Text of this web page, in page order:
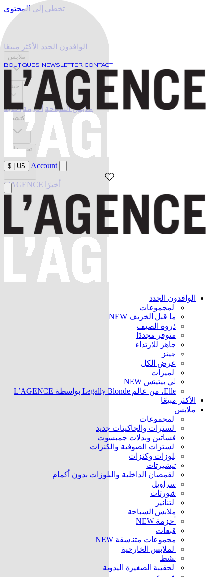
تخطي إلى المحتوى
BOUTIQUES NEWSLETTER CONTACT
US
$ Account
الوافدون الجدد
المجموعات
ما قبل الخريف NEW
ذروة الصيف
متوفر مجددًا
جاهز للارتداء
جينز
عرض الكل
الميزات
لي بيتيتس NEW
Elle، من عالم Legally Blonde بواسطة L’AGENCE
الأكثر مبيعًا
ملابس
المجموعات
السترات والجاكيتات جديد
فساتين وبدلات جمبسوت
السترات الصوفية والكنزات
بلوزات وكنزات
تيشيرتات
القمصان الداخلية والبلوزات بدون أكمام
سراويل
شورتات
التنانير
ملابس السباحة
أحزمة NEW
قبعات
مجموعات متناسقة NEW
الملابس الخارجية
نشط
الحقيبة الصغيرة اليدوية
الوافدون الجدد الأكثر مبيعًا
ملابس
جينز
ملابس السباحة أحزمة أحذية
اكتشف
تخفيضات
L'AGENCE أخيرًا